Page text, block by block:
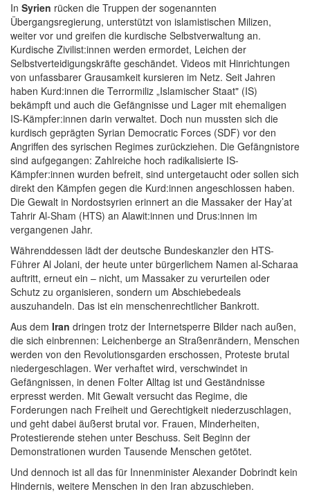
In Syrien rücken die Truppen der sogenannten
Übergangsregierung, unterstützt von islamistischen Milizen,
weiter vor und greifen die kurdische Selbstverwaltung an.
Kurdische Zivilist:innen werden ermordet, Leichen der
Selbstverteidigungskräfte geschändet. Videos mit Hinrichtungen
von unfassbarer Grausamkeit kursieren im Netz. Seit Jahren
haben Kurd:innen die Terrormiliz „Islamischer Staat" (IS)
bekämpft und auch die Gefängnisse und Lager mit ehemaligen
IS-Kämpfer:innen darin verwaltet. Doch nun mussten sich die
kurdisch geprägten Syrian Democratic Forces (SDF) vor den
Angriffen des syrischen Regimes zurückziehen. Die Gefängnistore
sind aufgegangen: Zahlreiche hoch radikalisierte IS-
Kämpfer:innen wurden befreit, sind untergetaucht oder sollen sich
direkt den Kämpfen gegen die Kurd:innen angeschlossen haben.
Die Gewalt in Nordostsyrien erinnert an die Massaker der Hay’at
Tahrir Al-Sham (HTS) an Alawit:innen und Drus:innen im
vergangenen Jahr.
Währenddessen lädt der deutsche Bundeskanzler den HTS-
Führer Al Jolani, der heute unter bürgerlichem Namen al-Scharaa
auftritt, erneut ein – nicht, um Massaker zu verurteilen oder
Schutz zu organisieren, sondern um Abschiebedeals
auszuhandeln. Das ist ein menschenrechtlicher Bankrott.
Aus dem Iran dringen trotz der Internetsperre Bilder nach außen,
die sich einbrennen: Leichenberge an Straßenrändern, Menschen
werden von den Revolutionsgarden erschossen, Proteste brutal
niedergeschlagen. Wer verhaftet wird, verschwindet in
Gefängnissen, in denen Folter Alltag ist und Geständnisse
erpresst werden. Mit Gewalt versucht das Regime, die
Forderungen nach Freiheit und Gerechtigkeit niederzuschlagen,
und geht dabei äußerst brutal vor. Frauen, Minderheiten,
Protestierende stehen unter Beschuss. Seit Beginn der
Demonstrationen wurden Tausende Menschen getötet.
Und dennoch ist all das für Innenminister Alexander Dobrindt kein
Hindernis, weitere Menschen in den Iran abzuschieben.